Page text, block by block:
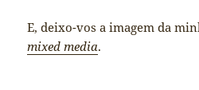
E, deixo-vos a imagem da
mixed media.